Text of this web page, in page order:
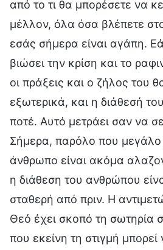
από το τι θα μπορέσετε να
μέλλον, όλα όσα βλέπετε
εσάς σήμερα είναι αγάπη.
βιώσει την κρίση και το
οι πράξεις και ο ζήλος του
εξωτερικά, και η διάθεσή
ποτέ. Αυτό μετράει σαν να
Σήμερα, παρόλο που
άνθρωπο είναι ακόμα
η διάθεση του ανθρώπου
σταθερή από πριν. Η
Θεό έχει σκοπό τη σωτηρία
που εκείνη τη στιγμή μπορεί